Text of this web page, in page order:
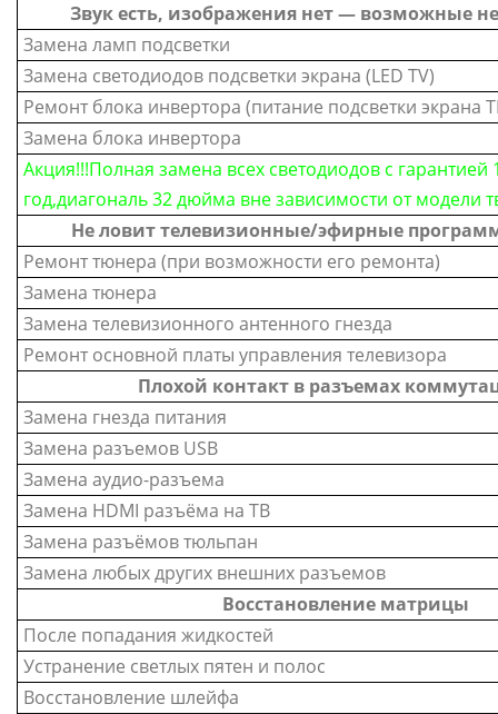
Звук есть, изображения нет — возможные
Замена ламп подсветки
Замена светодиодов подсветки экрана (LED TV)
Ремонт блока инвертора (питание подсветки экрана
Замена блока инвертора
Акция!!!Полная замена всех светодиодов с гарантией
год,диагональ 32 дюйма вне зависимости от модели
Не ловит телевизионные/эфирные
Ремонт тюнера (при возможности его ремонта)
Замена тюнера
Замена телевизионного антенного гнезда
Ремонт основной платы управления телевизора
Плохой контакт в разъемах
Замена гнезда питания
Замена разъемов USB
Замена аудио-разъема
Замена HDMI разъёма на ТВ
Замена разъёмов тюльпан
Замена любых других внешних разъемов
Восстановление матрицы
После попадания жидкостей
Устранение светлых пятен и полос
Восстановление шлейфа